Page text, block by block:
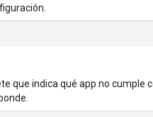
que indica qué app no cumple